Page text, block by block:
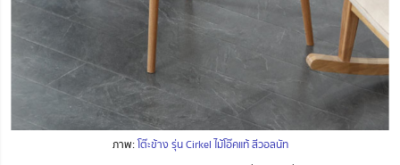
ภาพ:โต๊ะข้าง รุ่น Cirkel ไม้โอ๊คแท้ สีวอลนัท